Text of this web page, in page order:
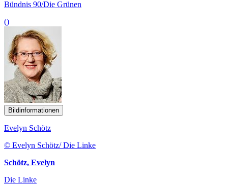
Bündnis 90/Die Grünen
()
Bildinformationen
Evelyn Schötz
© Evelyn Schötz/ Die Linke
Schötz, Evelyn
Die Linke